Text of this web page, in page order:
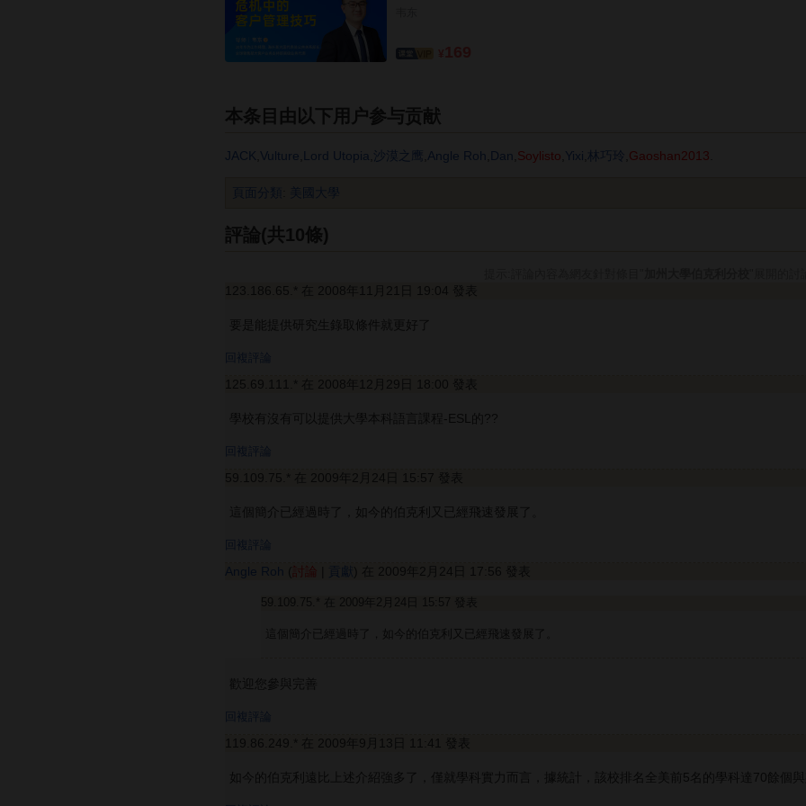
本条目由以下用户参与贡献
JACK Vulture Lord Utopia 沙漠之鹰 Angle Roh Dan Soylisto Yixi 林巧玲 Gaoshan2013
頁面分類 美國大學
評論(共10條)
要是能提供研究生錄取條件就更好了
回複評論
學校有沒有可以提供大學本科語言課程-ESL的??
回複評論
這個簡介已經過時了，如今的伯克利又已經飛速發展了。
回複評論
Angle Roh 討論 貢獻
這個簡介已經過時了，如今的伯克利又已經飛速發展了。
歡迎您參與完善
回複評論
如今的伯克利遠比上述介紹強多了，僅就學科實力而言，據統計，該校排名全美前5名的學科達70餘個與